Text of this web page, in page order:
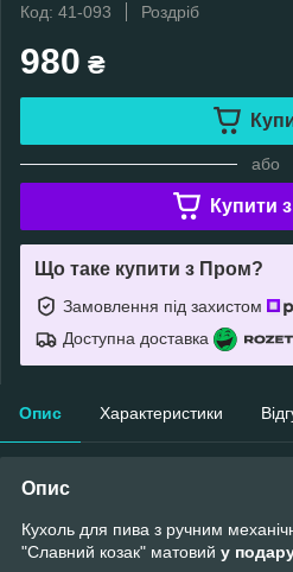
Код: 41-093
Роздріб
980 ₴
або
Купити з
Що таке купити з Пром?
Замовлення під захистом
Доступна доставка
Опис Характеристики
Опис
Кухоль для пива з ручним
"Славний козак" матовий у